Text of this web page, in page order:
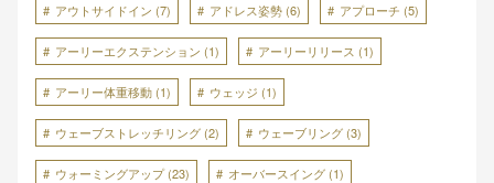
アウトサイドイン (7) アドレス姿勢 (6) アプローチ (5)
アーリーエクステンション (1) アーリーリリース (1)
アーリー体重移動 (1) ウェッジ (1)
ウェーブストレッチリング (2) ウェーブリング (3)
ウォーミングアップ(23) オーバースイング (1)